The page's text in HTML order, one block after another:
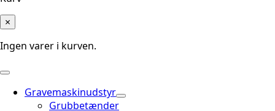
×
Ingen varer i kurven.
Gravemaskinudstyr
Grubbetænder